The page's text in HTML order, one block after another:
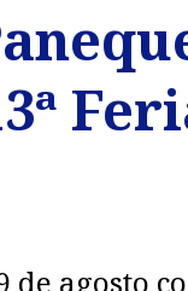
de agosto